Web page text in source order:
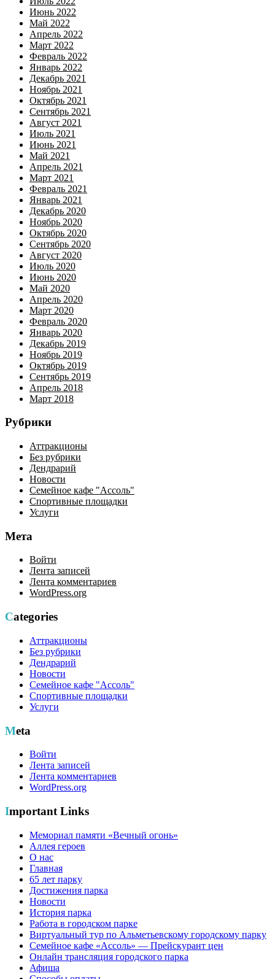
Июнь 2022
Май 2022
Апрель 2022
Март 2022
Февраль 2022
Январь 2022
Декабрь 2021
Ноябрь 2021
Октябрь 2021
Сентябрь 2021
Август 2021
Июль 2021
Июнь 2021
Май 2021
Апрель 2021
Март 2021
Февраль 2021
Январь 2021
Декабрь 2020
Ноябрь 2020
Октябрь 2020
Сентябрь 2020
Август 2020
Июль 2020
Июнь 2020
Май 2020
Апрель 2020
Март 2020
Февраль 2020
Январь 2020
Декабрь 2019
Ноябрь 2019
Октябрь 2019
Сентябрь 2019
Апрель 2018
Март 2018
Рубрики
Аттракционы
Без рубрики
Дендрарий
Новости
Семейное кафе "Ассоль"
Спортивные площадки
Услуги
Мета
Войти
Лента записей
Лента комментариев
WordPress.org
Categories
Аттракционы
Без рубрики
Дендрарий
Новости
Семейное кафе "Ассоль"
Спортивные площадки
Услуги
Meta
Войти
Лента записей
Лента комментариев
WordPress.org
Important Links
Мемориал памяти «Вечный огонь»
Аллея героев
О нас
Главная
65 лет парку
Достижения парка
Новости
История парка
Работа в городском парке
Виртуальный тур по Альметьевскому городскому парку
Семейное кафе «Ассоль» — Прейскурант цен
Онлайн трансляция городского парка
Афиша